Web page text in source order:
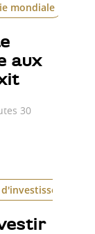
mondiale
aux
30